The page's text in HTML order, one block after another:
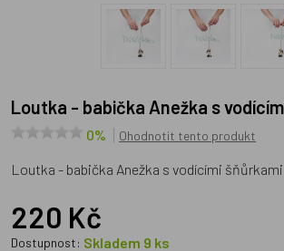
Loutka - babička Anežka s
0% Ohodnotit tento produkt
Loutka - babička Anežka s vodícími šňůrkami
220 Kč
Dostupnost: Skladem 9 ks